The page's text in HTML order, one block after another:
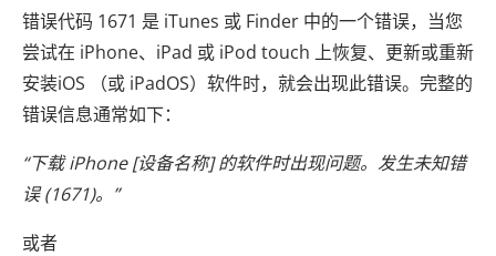
错误代码 1671 是 iTunes 或 Finder 中的一个错误，当您
尝试在 iPhone、iPad 或 iPod touch 上恢复、更新或重新
安装iOS （或 iPadOS）软件时，就会出现此错误。完整的
错误信息通常如下：
“下载 iPhone [设备名称] 的软件时出现问题。发生未知错
误 (1671)。”
或者